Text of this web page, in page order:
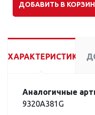
ДОБАВИТЬ В
ХАРАКТЕРИСТИКИ
Аналогичные
9320A381G